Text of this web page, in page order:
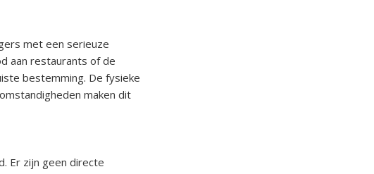
met een serieuze
aan restaurants of de
bestemming. De fysieke
maken dit
Er zijn geen directe